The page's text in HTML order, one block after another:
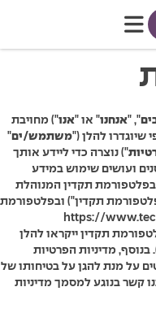
", "אנחנו" או "אנו") מחויבת
להלן ("משתמש/ים"
") נוצרה כדי ליידע אותך
ועושים שימוש במידע
תקדין המנוהלת
תקדין") ובפלטפורמת
https://
תקדין ייקראו להלן
בנוסף, מדיניות הפרטיות
על מנת להגן על בטיחותו של
קשר בנוגע למסמך מדיניות